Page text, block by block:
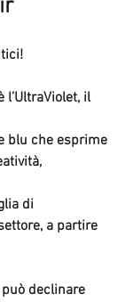
l’UltraViolet, il
blu che esprime
di
a partire
declinare